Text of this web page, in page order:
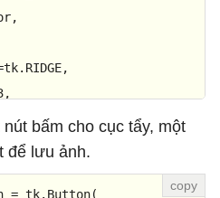
,
lambda
col=color:
column=j, padx=
bấm cho cục tẩy, một
để lưu ảnh.
= tk.Button(